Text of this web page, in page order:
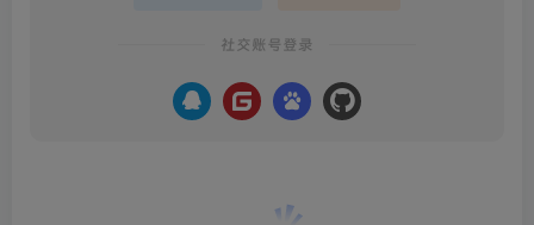
社交账号登录